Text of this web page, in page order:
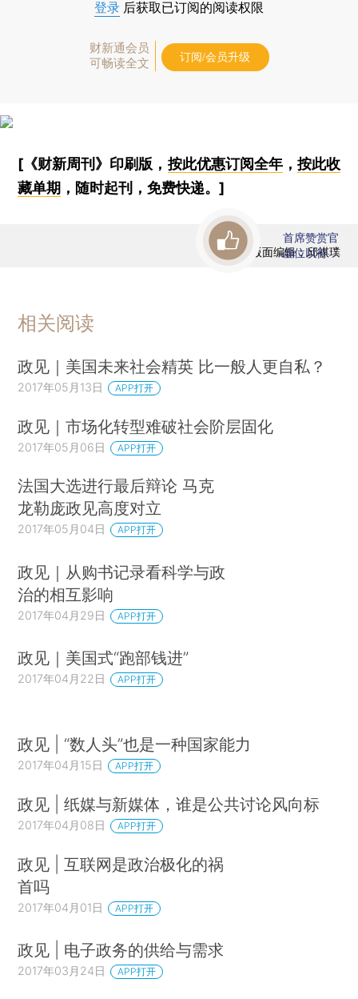
登录 后获取已订阅的阅读权限
财新通会员
可畅读全文
订阅/会员升级
[《财新周刊》印刷版， 按此优惠订阅全年， 按此收
藏单期 ，随时起刊，免费快递。]
版面编辑：邱祺璞
首席赞赏官
虚位以待
相关阅读
政见｜美国未来社会精英 比一般人更自私？
2017年05月13日 APP打开
政见｜市场化转型难破社会阶层固化
2017年05月06日 APP打开
法国大选进行最后辩论 马克
龙勒庞政见高度对立
2017年05月04日 APP打开
政见｜从购书记录看科学与政
治的相互影响
2017年04月29日 APP打开
政见｜美国式“跑部钱进”
2017年04月22日 APP打开
政见 | “数人头”也是一种国家能力
2017年04月15日 APP打开
政见 | 纸媒与新媒体，谁是公共讨论风向标
2017年04月08日 APP打开
政见 | 互联网是政治极化的祸
首吗
2017年04月01日 APP打开
政见 | 电子政务的供给与需求
2017年03月24日 APP打开